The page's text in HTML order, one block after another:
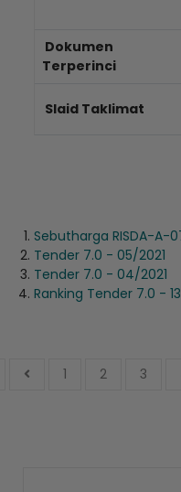
Dokumen
Terperinci
Slaid Taklimat
Sebutharga RISDA-A-
Tender 7.0 - 05/2021
Tender 7.0 - 04/2021
Ranking Tender 7.0 -
1 2 3